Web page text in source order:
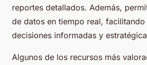
reportes detallados. Además,
de datos en tiempo real,
decisiones informadas y
Algunos de los recursos más